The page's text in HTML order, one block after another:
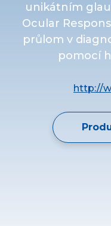
unikátním
Ocular
průlom v
pomocí
http://